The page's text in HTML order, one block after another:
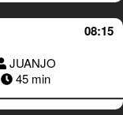
08:15
JUANJO
45 min